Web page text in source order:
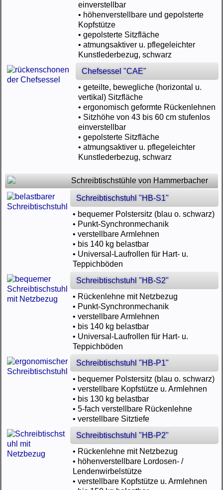
einverstellbar
• höhenverstellbare und gepolsterte
Kopfstütze
• gepolsterte Sitzfläche
• atmungsaktiver u. pflegeleichter
Kunstlederbezug, schwarz
Chefsessel "CAE"
• geteilte, bewegliche (horizontal u.
vertikal) Sitzfläche
• ergonomisch geformte Rückenlehnen
• Sitzhöhe von 43 bis 60 cm stufenlos
einverstellbar
• gepolsterte Sitzfläche
• atmungsaktiver u. pflegeleichter
Kunstlederbezug, schwarz
Schreibtischstühle von Hammerbacher
Schreibtischstuhl "HB-S1"
• bequemer Polstersitz (blau o. schwarz)
• Punkt-Synchronmechanik
• verstellbare Armlehnen
• bis 140 kg belastbar
• Universal-Laufrollen für Hart- u.
Teppichböden
Schreibtischstuhl "HB-S2"
• Rückenlehne mit Netzbezug
• Punkt-Synchronmechanik
• verstellbare Armlehnen
• bis 140 kg belastbar
• Universal-Laufrollen für Hart- u.
Teppichböden
Schreibtischstuhl "HB-P1"
• bequemer Polstersitz (blau o. schwarz)
• verstellbare Kopfstütze u. Armlehnen
• bis 130 kg belastbar
• 5-fach verstellbare Rückenlehne
• verstellbare Sitztiefe
Schreibtischstuhl "HB-P2"
• Rückenlehne mit Netzbezug
• höhenverstellbare Lordosen- /
Lendenwirbelstütze
• verstellbare Kopfstütze u. Armlehnen